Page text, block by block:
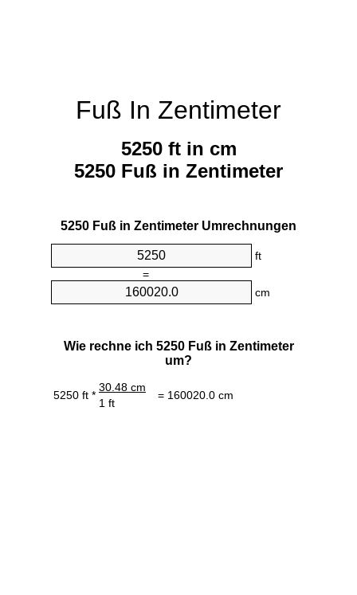
Fuß In Zentimeter
5250 ft in cm
5250 Fuß in Zentimeter
5250 Fuß in Zentimeter Umrechnungen
ft
=
cm
Wie rechne ich 5250 Fuß in Zentimeter
um?
5250 ft *
30.48 cm
= 160020.0 cm
1 ft